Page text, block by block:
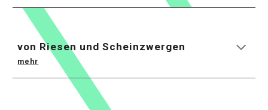
von Riesen und Scheinzwergen
mehr